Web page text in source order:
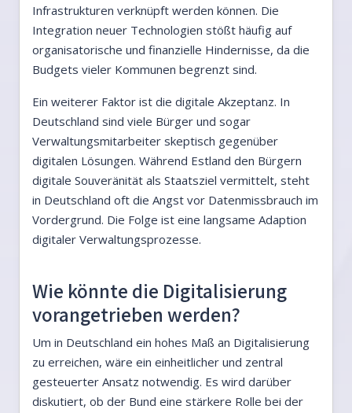
Infrastrukturen verknüpft werden können. Die
Integration neuer Technologien stößt häufig auf
organisatorische und finanzielle Hindernisse, da die
Budgets vieler Kommunen begrenzt sind.
Ein weiterer Faktor ist die digitale Akzeptanz. In
Deutschland sind viele Bürger und sogar
Verwaltungsmitarbeiter skeptisch gegenüber
digitalen Lösungen. Während Estland den Bürgern
digitale Souveränität als Staatsziel vermittelt, steht
in Deutschland oft die Angst vor Datenmissbrauch im
Vordergrund. Die Folge ist eine langsame Adaption
digitaler Verwaltungsprozesse.
Wie könnte die Digitalisierung
vorangetrieben werden?
Um in Deutschland ein hohes Maß an Digitalisierung
zu erreichen, wäre ein einheitlicher und zentral
gesteuerter Ansatz notwendig. Es wird darüber
diskutiert, ob der Bund eine stärkere Rolle bei der